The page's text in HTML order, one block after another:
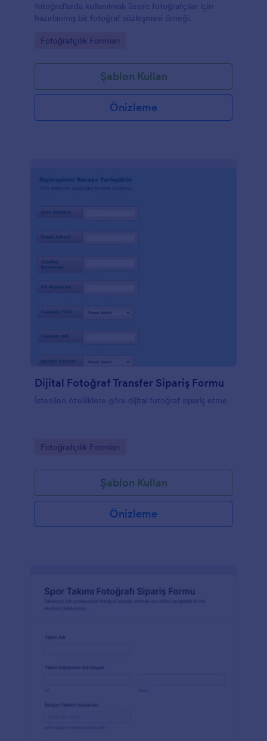
fotoğraflarda kullanılmak üzere fotoğrafçılar için
hazırlanmış bir fotoğraf sözleşmesi örneği.
Go to Category:
Fotoğrafçılık Formları
Şablon Kullan
Önizleme
Dijital Fotoğraf Transfer Sipariş Formu
İstenilen özelliklere göre dijital fotoğraf sipariş etme
Go to Category:
Fotoğrafçılık Formları
Şablon Kullan
Önizleme